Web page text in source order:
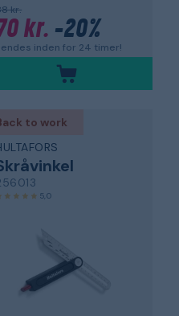
kr.
kr. -20%
inden for 24 timer!
to work
5,0